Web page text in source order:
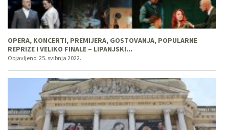
OPERA, KONCERTI, PREMIJERA, GOSTOVANJA, POPULARNE
REPRIZE I VELIKO FINALE – LIPANJSKI...
Objavljeno: 25. svibnja 2022.